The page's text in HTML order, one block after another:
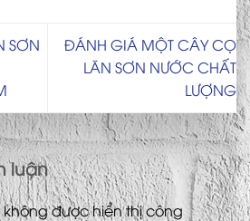
SƠN
ĐÁNH GIÁ MỘT CÂY CỌ
LĂN SƠN NƯỚC CHẤT
LƯỢNG
luận
được hiển thị công